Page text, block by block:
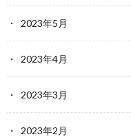
2023年5月
2023年4月
2023年3月
2023年2月